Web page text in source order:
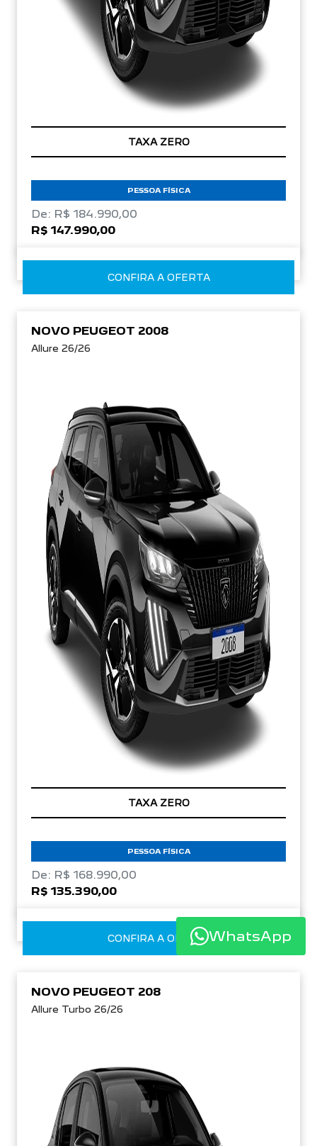
TAXA ZERO
PESSOA FÍSICA
De: R$ 184.990,00
R$ 147.990,00
CONFIRA A OFERTA
NOVO PEUGEOT 2008
Allure 26/26
TAXA ZERO
PESSOA FÍSICA
De: R$ 168.990,00
R$ 135.390,00
CONFIRA A OFERTA
NOVO PEUGEOT 208
Allure Turbo 26/26
WhatsApp